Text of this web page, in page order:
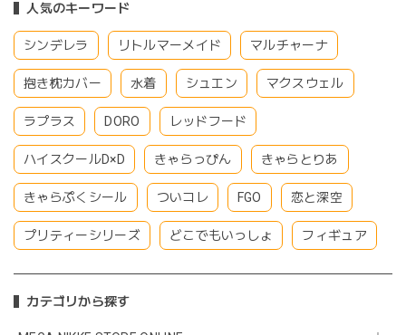
人気のキーワード
シンデレラ リトルマーメイド マルチャーナ
抱き枕カバー 水着 シュエン マクスウェル
ラプラス DORO レッドフード
ハイスクールD×D きゃらっぴん きゃらとりあ
きゃらぷくシール ついコレ FGO 恋と深空
プリティーシリーズ どこでもいっしょ フィギュア
カテゴリから探す